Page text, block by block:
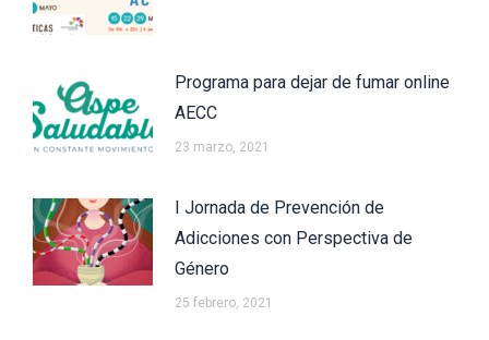
Programa para dejar de fumar online
AECC
23 marzo, 2021
I Jornada de Prevención de
Adicciones con Perspectiva de
Género
25 febrero, 2021